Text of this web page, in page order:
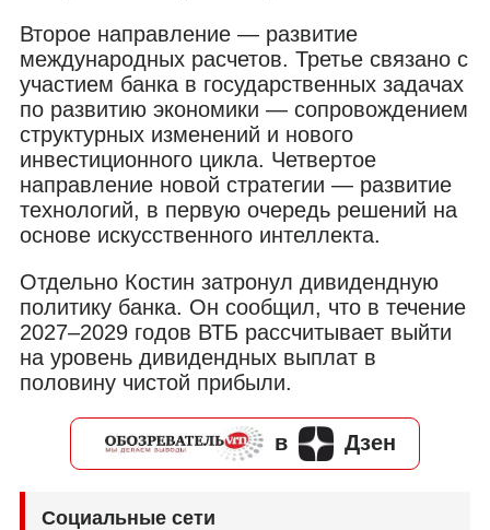
Второе направление — развитие
международных расчетов. Третье связано с
участием банка в государственных задачах
по развитию экономики — сопровождением
структурных изменений и нового
инвестиционного цикла. Четвертое
направление новой стратегии — развитие
технологий, в первую очередь решений на
основе искусственного интеллекта.
Отдельно Костин затронул дивидендную
политику банка. Он сообщил, что в течение
2027–2029 годов ВТБ рассчитывает выйти
на уровень дивидендных выплат в
половину чистой прибыли.
в Дзен
Социальные сети